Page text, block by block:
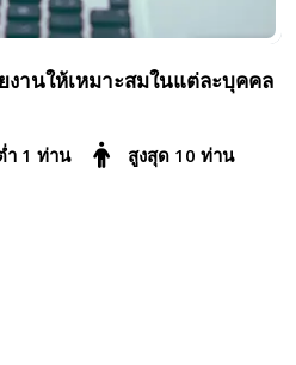
านให้เหมาะสมในแต่ละบุคคล
1 ท่าน
สูงสุด 10 ท่าน